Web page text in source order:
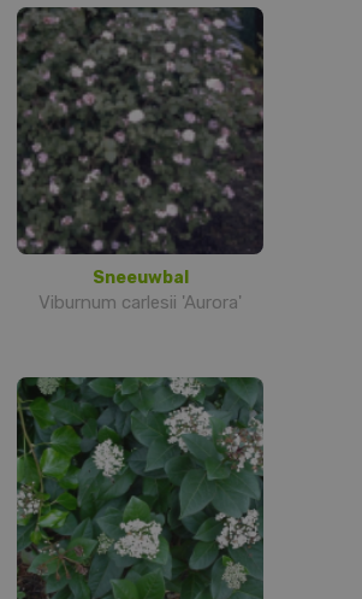
Sneeuwbal
Viburnum carlesii 'Aurora'